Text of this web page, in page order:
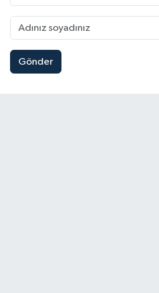
Gönder